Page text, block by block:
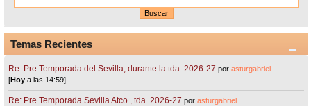
Temas Recientes
Re: Pre Temporada del Sevilla, durante la tda. 2026-27 porasturgabriel
[Hoy a las 14:59]
Re: Pre Temporada Sevilla Atco., tda. 2026-27 porasturgabriel